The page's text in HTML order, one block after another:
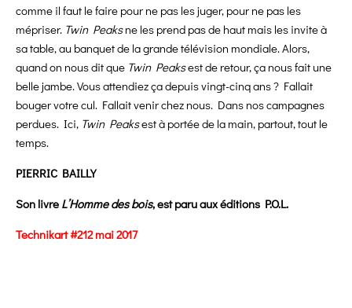
comme il faut le faire pour ne pas les juger, pour ne pas les
mépriser. Twin Peaksne les prend pas de haut mais les invite à
sa table, au banquet de la grande télévision mondiale. Alors,
quand on nous dit que Twin Peaksest de retour, ça nous fait une
belle jambe. Vous attendiez ça depuis vingt-cinq ans ? Fallait
bouger votre cul. Fallait venir chez nous. Dans nos campagnes
perdues. Ici, Twin Peaksest à portée de la main, partout, tout le
temps.
PIERRIC BAILLY
Son livre L’Homme des bois, est paru aux éditions P.O.L.
Technikart #212 mai 2017